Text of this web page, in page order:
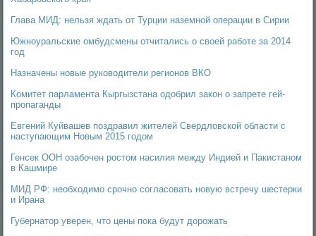
Глава МИД: нельзя ждать от Турции наземной операции в Сирии
Южноуральские омбудсмены отчитались о своей работе за 2014
год
Назначены новые руководители регионов ВКО
Комитет парламента Кыргызстана одобрил закон о запрете гей-
пропаганды
Евгений Куйвашев поздравил жителей Свердловской области с
наступающим Новым 2015 годом
Генсек ООН озабочен ростом насилия между Индией и Пакистаном
в Кашмире
МИД РФ: необходимо срочно согласовать новую встречу шестерки
и Ирана
Губернатор уверен, что цены пока будут дорожать